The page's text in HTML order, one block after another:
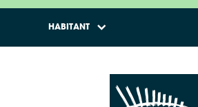
HABITANT